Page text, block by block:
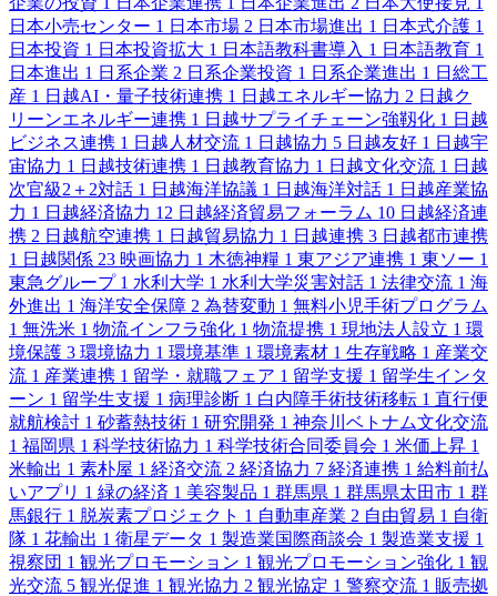
日本小売センター 1 日本市場 2 日本市場進出 1 日本式介護 1
日本投資 1 日本投資拡大 1 日本語教科書導入 1 日本語教育 1
日本進出 1 日系企業 2 日系企業投資 1 日系企業進出 1 日総工
産 1 日越AI・量子技術連携 1 日越エネルギー協力 2 日越ク
リーンエネルギー連携 1 日越サプライチェーン強靱化 1 日越
ビジネス連携 1 日越人材交流 1 日越協力 5 日越友好 1 日越宇
宙協力 1 日越技術連携 1 日越教育協力 1 日越文化交流 1 日越
次官級2＋2対話 1 日越海洋協議 1 日越海洋対話 1 日越産業協
力 1 日越経済協力 12 日越経済貿易フォーラム 10 日越経済連
携 2 日越航空連携 1 日越貿易協力 1 日越連携 3 日越都市連携
1 日越関係 23 映画協力 1 木徳神糧 1 東アジア連携 1 東ソー 1
東急グループ 1 水利大学 1 水利大学災害対話 1 法律交流 1 海
外進出 1 海洋安全保障 2 為替変動 1 無料小児手術プログラム
1 無洗米 1 物流インフラ強化 1 物流提携 1 現地法人設立 1 環
境保護 3 環境協力 1 環境基準 1 環境素材 1 生存戦略 1 産業交
流 1 産業連携 1 留学・就職フェア 1 留学支援 1 留学生インタ
ーン 1 留学生支援 1 病理診断 1 白内障手術技術移転 1 直行便
就航検討 1 砂蓄熱技術 1 研究開発 1 神奈川ベトナム文化交流
1 福岡県 1 科学技術協力 1 科学技術合同委員会 1 米価上昇 1
米輸出 1 素朴屋 1 経済交流 2 経済協力 7 経済連携 1 給料前払
いアプリ 1 緑の経済 1 美容製品 1 群馬県 1 群馬県太田市 1 群
馬銀行 1 脱炭素プロジェクト 1 自動車産業 2 自由貿易 1 自衛
隊 1 花輸出 1 衛星データ 1 製造業国際商談会 1 製造業支援 1
視察団 1 観光プロモーション 1 観光プロモーション強化 1 観
光交流 5 観光促進 1 観光協力 2 観光協定 1 警察交流 1 販売拠